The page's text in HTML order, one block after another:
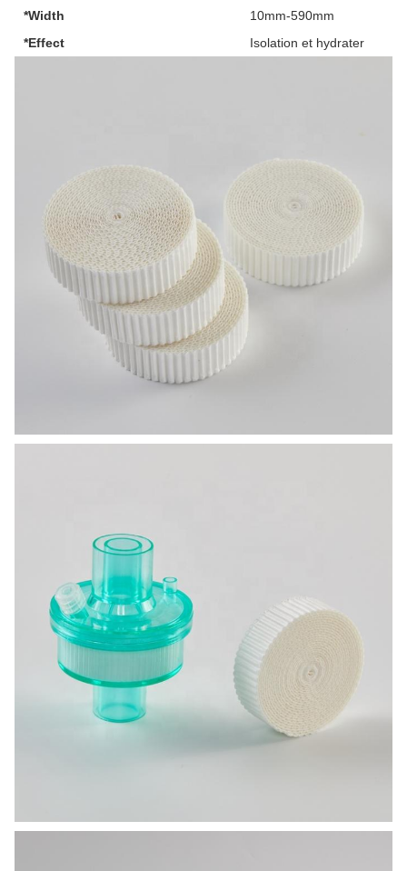
*Width
10mm-590mm
*Effect
Isolation et hydrater